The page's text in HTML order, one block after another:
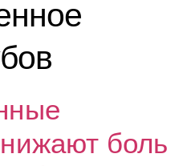
боль